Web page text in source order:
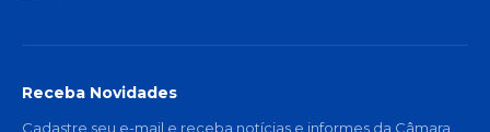
Receba Novidades
Cadastre seu e-mail e receba notícias e informes da Câmara.